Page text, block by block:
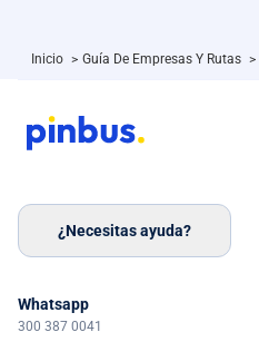
Inicio > Guía De Empresas Y Rutas >
¿Necesitas ayuda?
Whatsapp
300 387 0041